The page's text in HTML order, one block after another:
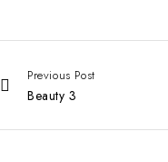
Previous Post
Beauty 3